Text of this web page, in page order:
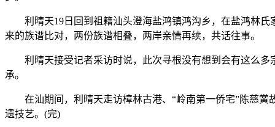
利晴天19日回到祖籍汕头澄海盐鸿镇鸿沟乡，在盐鸿林氏
来的族谱比对，两份族谱相叠，两岸亲情再续，共话往事。
利晴天接受记者采访时说，此次寻根没有想到会有这么多
承。
在汕期间，利晴天走访樟林古港、“岭南第一侨宅”陈慈黉
遗技艺。(完)